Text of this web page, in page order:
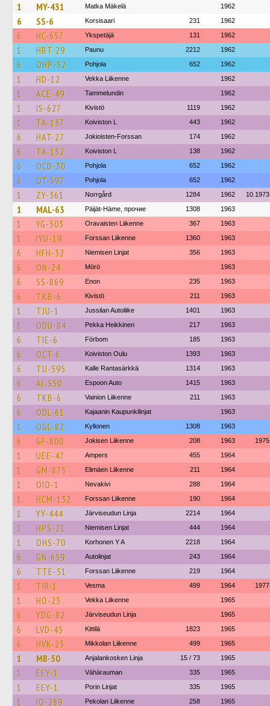
1 MY-431 Matka Mäkelä 1962
6 SS-6 Korsisaari 231 1962
6 HC-657 Ykspetäjä 131 1962
1 HBT-29 Paunu 2212 1962
6 OHP-52 Pohjola 652 1962
1 HD-12 Vekka Liikenne 1962
1 ACE-49 Tammelundin 1962
1 IS-627 Kivistö 1119 1962
1 TA-137 Koiviston L 443 1962
6 HAT-27 Jokioisten-Forssan 174 1962
6 TA-152 Koiviston L 138 1962
6 OCD-30 Pohjola 652 1962
6 OT-597 Pohjola 652 1962
1 ZY-361 Norrgård 1284 1962 10.1973
1 MAL-63 Päijät-Häme, прочие 1308 1963
1 YG-503 Oravaisten Liikenne 367 1963
1 IYU-19 Forssan Liikenne 1360 1963
6 HFH-32 Niemisen Linjat 356 1963
6 ON-24 Mörö 1963
6 SS-869 Enon 235 1963
6 TKB-6 Kivistö 211 1963
1 TJU-1 Jussilan Autoliike 1401 1963
1 ODU-84 Pekka Heikkinen 217 1963
6 TIE-6 Förbom 185 1963
6 OCT-6 Koiviston Oulu 1393 1963
6 TU-595 Kalle Rantasärkkä 1314 1963
6 AI-550 Espoon Auto 1415 1963
6 TKB-6 Vainion Liikenne 211 1963
6 ODL-61 Kajaanin Kaupunkilinjat 1963
1 OGL-82 Kyllonen 1308 1963
6 GF-800 Jokisen Liikenne 208 1963 1975
1 UEE-47 Ampers 455 1964
1 GM-875 Elimäen Liikenne 211 1964
1 OIO-1 Nevakivi 288 1964
1 HCM-132 Forssan Liikenne 190 1964
1 YY-444 Järviseudun Linja 2214 1964
1 HPS-21 Niemisen Linjat 444 1964
1 OHS-70 Korhonen Y A 2218 1964
6 GN-659 Autolinjat 243 1964
6 TTE-51 Forssan Liikenne 219 1964
1 TIR-1 Vesma 499 1964 1977
1 HO-23 Vekka Liikenne 1965
6 YDG-82 Järviseudun Linja 1965
6 LVD-45 Kittilä 1823 1965
6 HVK-25 Mikkolan Liikenne 499 1965
1 MB-50 Anjalankosken Linja 15 / 73 1965
1 EEY-1 Vähärauman 335 1965
1 EEY-1 Porin Linjat 335 1965
1 IO-289 Pekolan Liikenne 258 1965